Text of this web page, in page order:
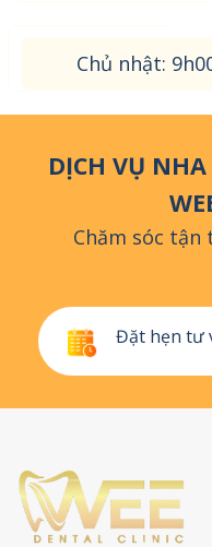
Chủ nhật:
DỊCH VỤ
Chăm sóc
Đặt hẹn tư